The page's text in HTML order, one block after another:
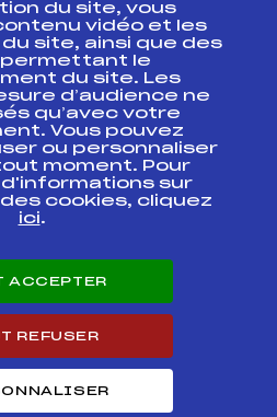
fédéral
Formation, Suivi
du site, vous
vidéo et les
site, ainsi que des
permettant le
du site. Les
d’audience ne
qu’avec votre
Vous pouvez
ou personnaliser
moment. Pour
sur
cookies, cliquez
ici.
ACCEPTER
REFUSER